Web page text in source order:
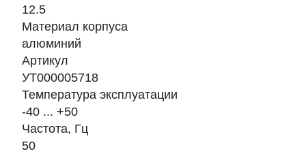
12.5
Материал корпуса
алюминий
Артикул
УТ000005718
Температура эксплуатации
-40 ... +50
Частота, Гц
50